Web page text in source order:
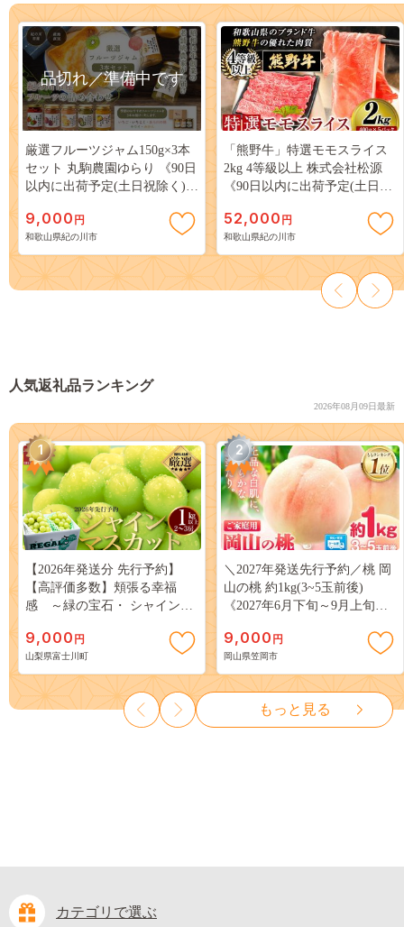
品切れ／準備中です
厳選フルーツジャム150g×3本
セット 丸駒農園ゆらり 《90日
以内に出荷予定(土日祝除く)》
wsk_yrjam_90d_22_9000_3p---
9,000 円
和歌山県紀の川市
「熊野牛」特選モモスライス
2kg 4等級以上 株式会社松源
《90日以内に出荷予定(土日祝
--
52,000 円
和歌山県紀の川市
人気返礼品ランキング
2026年08月09日最新
1
【2026年発送分 先行予約】
【高評価多数】頬張る幸福
感 ～緑の宝石・ シャインマ
３房） フルーツ 山梨県産 果
物 くだもの シャイン マスカ
ット ぶどう ブドウ 葡萄 大粒
種なし 先行予約 富士川町
10000円 一万円 9000円 九千円
9,000 円
山梨県富士川町
2
＼2027年発送先行予約／桃 岡
山の桃 約1kg(3~5玉前後)
《2027年6月下旬～9月上旬頃
岡山 はくとう スイーツ フル
ーツ 果物 デザート 旬 モモ も
も 先行予約 送料無料 果物 岡
山県 笠岡市 清水白桃 白鳳 白
麗 クール便---
kasaoka_zsy_419_100---
9,000 円
岡山県笠岡市
もっと見る
カテゴリで選ぶ